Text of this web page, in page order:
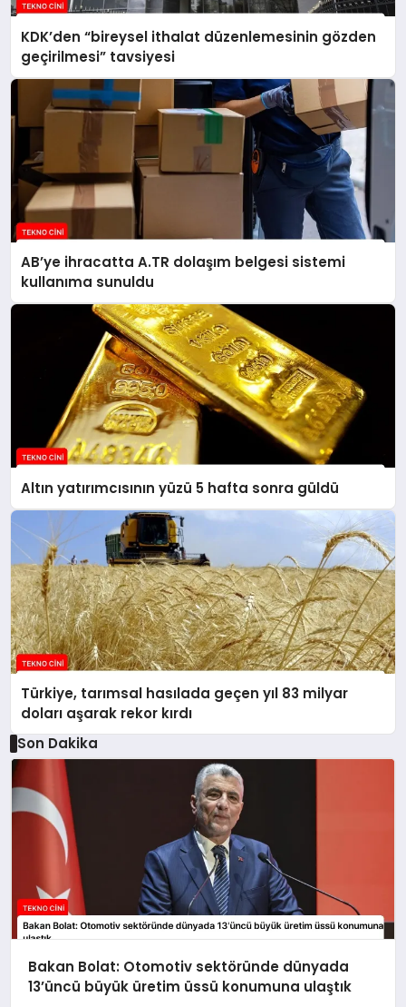
KDK’den “bireysel ithalat düzenlemesinin gözden
geçirilmesi” tavsiyesi
AB’ye ihracatta A.TR dolaşım belgesi sistemi
kullanıma sunuldu
Altın yatırımcısının yüzü 5 hafta sonra güldü
Türkiye, tarımsal hasılada geçen yıl 83 milyar
doları aşarak rekor kırdı
Son Dakika
Bakan Bolat: Otomotiv sektöründe dünyada
13’üncü büyük üretim üssü konumuna ulaştık